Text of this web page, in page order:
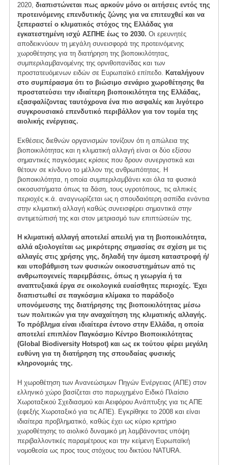
2020, διαπιστώνεται πως αρκούν μόνο οι αιτήσεις εντός της
προτεινόμενης επενδυτικής ζώνης για να επιτευχθεί και να
ξεπεραστεί ο κλιματικός στόχος της Ελλάδας για
εγκατεστημένη ισχύ ΑΣΠΗΕ έως το 2030. Οι ερευνητές
αποδεικνύουν τη μεγάλη συνεισφορά της προτεινόμενης
χωροθέτησης για τη διατήρηση της βιοποικιλότητας,
συμπεριλαμβανομένης της ορνιθοπανίδας και των
προστατευόμενων ειδών σε Ευρωπαϊκό επίπεδο.
Καταλήγουν
στο συμπέρασμα ότι το βιώσιμο σενάριο χωροθέτησης θα
προστατεύσει την ιδιαίτερη βιοποικιλότητα της Ελλάδας,
εξασφαλίζοντας ταυτόχρονα ένα πιο ασφαλές και λιγότερο
συγκρουσιακό επενδυτικό περιβάλλον για τον τομέα της
αιολικής ενέργειας.
Εκθέσεις διεθνών οργανισμών τονίζουν ότι η απώλεια της
βιοποικιλότητας και η κλιματική αλλαγή είναι οι δύο εξίσου
σημαντικές παγκόσμιες κρίσεις που δρουν συνεργιστικά και
θέτουν σε κίνδυνο το μέλλον της ανθρωπότητας. Η
βιοποικιλότητα, η οποία συμπεριλαμβάνει και όλα τα φυσικά
οικοσυστήματα όπως τα δάση, τους υγροτόπους, τις αλπικές
περιοχές κ.ά. αναγνωρίζεται ως η σπουδαιότερη ασπίδα ενάντια
στην κλιματική αλλαγή καθώς συνεισφέρει σημαντικά στην
αντιμετώπισή της και στον μετριασμό των επιπτώσεών της.
Η κλιματική αλλαγή αποτελεί απειλή για τη βιοποικιλότητα,
αλλά αξιολογείται ως μικρότερης σημασίας σε σχέση με τις
αλλαγές στις χρήσης γης, δηλαδή την άμεση καταστροφή ή/
και υποβάθμιση των φυσικών οικοσυστημάτων από τις
ανθρωπογενείς παρεμβάσεις, όπως η γεωργία ή τα
αναπτυξιακά έργα σε οικολογικά ευαίσθητες περιοχές. Έχει
διαπιστωθεί σε παγκόσμια κλίμακα το παράδοξο
υπονόμευσης της διατήρησης της βιοποικιλότητας μέσω
των πολιτικών για την αναχαίτηση της κλιματικής αλλαγής.
Το πρόβλημα είναι ιδιαίτερα έντονο στην Ελλάδα, η οποία
αποτελεί επιπλέον Παγκόσμιο Κέντρο Βιοποικιλότητας
(Global Biodiversity Hotspot) και ως εκ τούτου φέρει μεγάλη
ευθύνη για τη διατήρηση της σπουδαίας φυσικής
κληρονομιάς της.
Η χωροθέτηση των Ανανεώσιμων Πηγών Ενέργειας (ΑΠΕ) στον
ελληνικό χώρο βασίζεται στο παρωχημένο Ειδικό Πλαίσιο
Χωροταξικού Σχεδιασμού και Αειφόρου Ανάπτυξης για τις ΑΠΕ
(εφεξής Χωροταξικό για τις ΑΠΕ). Εγκρίθηκε το 2008 και είναι
ιδιαίτερα προβληματικό, καθώς έχει ως κύριο κριτήριο
χωροθέτησης το αιολικό δυναμικό μη λαμβάνοντας υπόψη
περιβαλλοντικές παραμέτρους και την κείμενη Ευρωπαϊκή
νομοθεσία ως προς τους στόχους του δικτύου NATURA.